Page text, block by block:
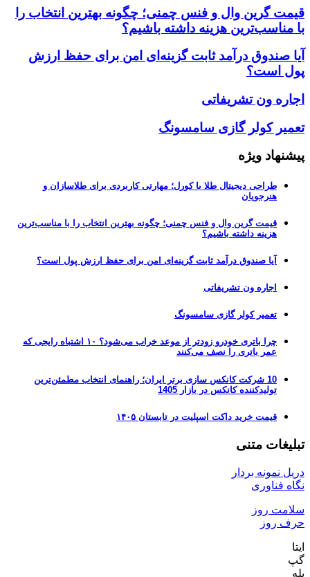
قیمت گرین وال و فنس چمنی؛ چگونه بهترین انتخاب را
با مناسب‌ترین هزینه داشته باشیم؟
آیا صندوق درآمد ثابت گزینه‌ای امن برای حفظ ارزش
پول است؟
اجاره ون تشریفاتی
تعمیر کولر گازی سامسونگ
پیشنهاد ویژه
طراحی دیجیتال طلا با کورل؛ مهارتی کاربردی برای طلاسازان و
هنرجویان
قیمت گرین وال و فنس چمنی؛ چگونه بهترین انتخاب را با مناسب‌ترین
هزینه داشته باشیم؟
آیا صندوق درآمد ثابت گزینه‌ای امن برای حفظ ارزش پول است؟
اجاره ون تشریفاتی
تعمیر کولر گازی سامسونگ
چرا باتری خودرو زودتر از موعد خراب می‌شود؟ ۱۰ اشتباه رایجی که
عمر باتری را نصف می‌کنند
10 شرکت کانکس سازی برتر ایران؛ راهنمای انتخاب مطمئن‌ترین
تولیدکننده کانکس در بازار 1405
قیمت خرید داکت اسپلیت در تابستان ۱۴۰۵
تبلیغات متنی
دریل نمونه بردار
نگاه فناوری
سلامت روز
حرف روز
ایتا
گپ
بله